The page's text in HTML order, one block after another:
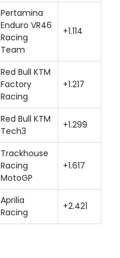
Pertamina
Enduro VR46
Racing
Team
+1.114
Red Bull KTM
Factory
Racing
+1.217
Red Bull KTM
Tech3
+1.299
Trackhouse
Racing
MotoGP
+1.617
Aprilia
Racing
+2.421